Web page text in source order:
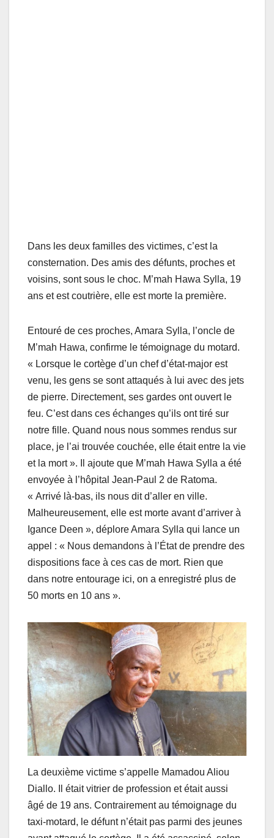
Dans les deux familles des victimes, c’est la
consternation. Des amis des défunts, proches et
voisins, sont sous le choc. M’mah Hawa Sylla, 19
ans et est coutrière, elle est morte la première.
Entouré de ces proches, Amara Sylla, l’oncle de
M’mah Hawa, confirme le témoignage du motard.
« Lorsque le cortège d’un chef d’état-major est
venu, les gens se sont attaqués à lui avec des jets
de pierre. Directement, ses gardes ont ouvert le
feu. C’est dans ces échanges qu’ils ont tiré sur
notre fille. Quand nous nous sommes rendus sur
place, je l’ai trouvée couchée, elle était entre la vie
et la mort ». Il ajoute que M’mah Hawa Sylla a été
envoyée à l’hôpital Jean-Paul 2 de Ratoma.
« Arrivé là-bas, ils nous dit d’aller en ville.
Malheureusement, elle est morte avant d’arriver à
Igance Deen », déplore Amara Sylla qui lance un
appel : « Nous demandons à l’État de prendre des
dispositions face à ces cas de mort. Rien que
dans notre entourage ici, on a enregistré plus de
50 morts en 10 ans ».
La deuxième victime s’appelle Mamadou Aliou
Diallo. Il était vitrier de profession et était aussi
âgé de 19 ans. Contrairement au témoignage du
taxi-motard, le défunt n’était pas parmi des jeunes